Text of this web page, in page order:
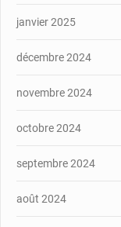
janvier 2025
décembre 2024
novembre 2024
octobre 2024
septembre 2024
août 2024